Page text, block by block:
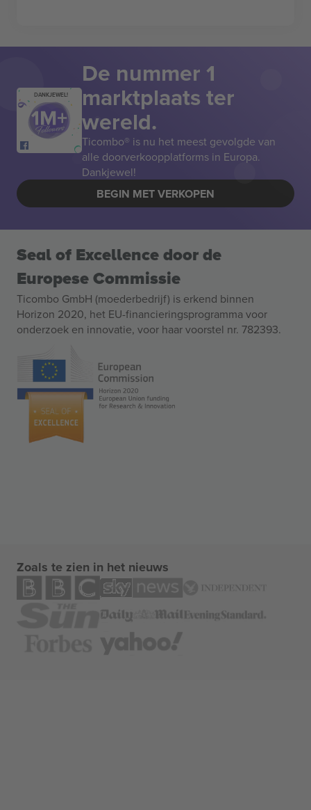
DANKJEWEL!
De nummer 1
marktplaats ter
wereld.
Ticombo® is nu het meest gevolgde van
alle doorverkoopplatforms in Europa.
Dankjewel!
BEGIN MET VERKOPEN
Seal of Excellence door de
Europese Commissie
Ticombo GmbH (moederbedrijf) is erkend binnen
Horizon 2020, het EU-financieringsprogramma voor
onderzoek en innovatie, voor haar voorstel nr. 782393.
Zoals te zien in het nieuws